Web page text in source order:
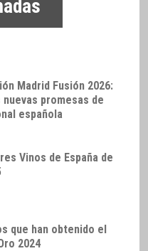
Madrid Fusión 2026:
promesas de
española
Vinos de España de
que han obtenido el
2024